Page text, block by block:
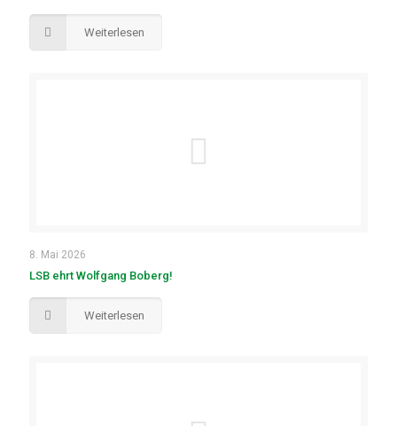
Weiterlesen
8. Mai 2026
LSB ehrt Wolfgang Boberg!
Weiterlesen